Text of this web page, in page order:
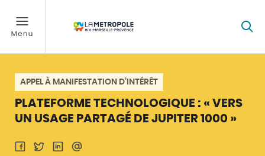
APPEL À MANIFESTATION D’INTÉRÊT
PLATEFORME TECHNOLOGIQUE : « VERS
UN USAGE PARTAGÉ DE JUPITER 1000 »